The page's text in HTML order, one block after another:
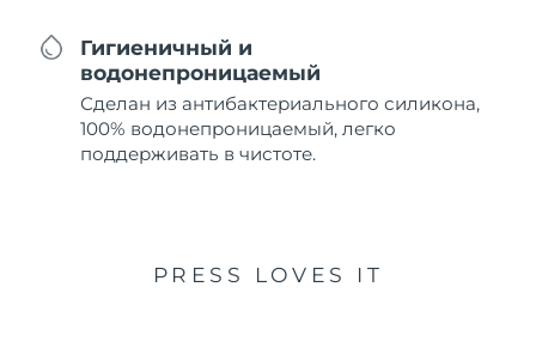
Гигиеничный и
водонепроницаемый
Сделан из антибактериального силикона,
100% водонепроницаемый, легко
поддерживать в чистоте.
PRESS LOVES IT